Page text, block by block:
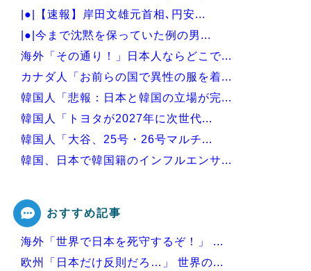
|●|【速報】岸田文雄元首相､円安...
|●|今まで沈黙を保っていた例の男...
海外「その通り！」日本人ならどこで...
カナダ人「お前らの国で異性の服を着...
韓国人「悲報：日本と韓国の立場が完...
韓国人「トヨタが2027年に次世代...
韓国人「大谷、25号・26号マルチ...
韓国、日本で韓国籍のインフルエンサ...
Powered by livedoor 相互RSS
おすすめ記事
海外「世界で日本を死守するぞ！」 ...
欧州「日本だけ反則だろ…」 世界の...